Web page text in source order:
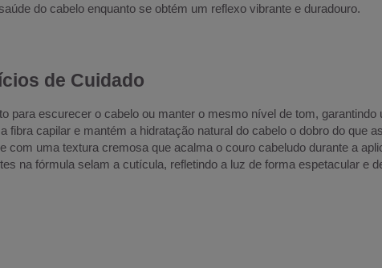
do cabelo enquanto se obtém um reflexo vibrante e duradouro.
de Cuidado
para escurecer o cabelo ou manter o mesmo nível de tom,
fibra capilar e mantém a hidratação natural do cabelo o dobro do
com uma textura cremosa que acalma o couro cabeludo durante a
na fórmula selam a cutícula, refletindo a luz de forma espetacular e